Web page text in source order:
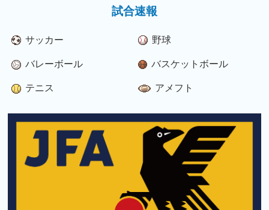
試合速報
サッカー 野球
バレーボール バスケットボール
テニス アメフト